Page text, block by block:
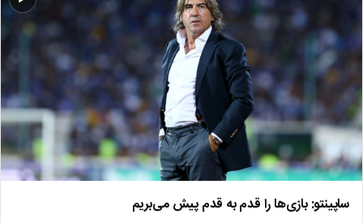
ساپینتو: بازی‌ها را قدم به قدم پیش می‌بریم